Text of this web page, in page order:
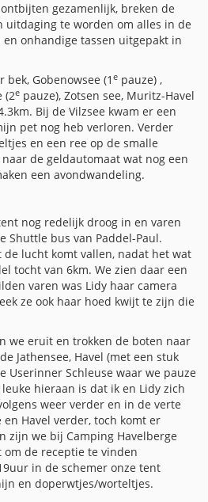
gezamenlijk, breken de
te worden om alles in de
onhandige tassen uitgepakt in
Gobenowsee (1 e pauze) ,
(2e pauze), Zotsen see, Muritz-Havel
Bij de Vilzsee kwam er een
pet nog heb verloren. Verder
en een ree op de smalle
de geldautomaat wat nog een
een avondwandeling.
nog redelijk droog in en varen
Shuttle bus van Paddel-Paul.
lucht komt vallen, nadat het wat
tocht van 6km. We zien daar een
varen was Lidy haar camera
ze ook haar hoed kwijt te zijn die
we eruit en trokken de boten naar
Jathensee, Havel (met een stuk
Userinner Schleuse waar we pauze
hieraan is dat ik en Lidy zich
weer verder en in de verte
Havel verder, toch komt er
zijn we bij Camping Havelberge
om de receptie te vinden
in de schemer onze tent
en doperwtjes/worteltjes.